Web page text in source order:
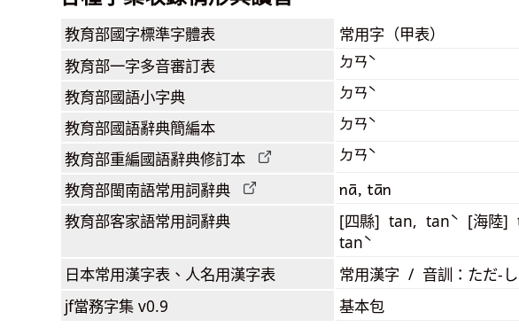
教育部國字標準字體表 常用字（甲表）
教育部一字多音審訂表 ㄉㄢˋ
教育部國語小字典 ㄉㄢˋ
教育部國語辭典簡編本 ㄉㄢˋ
教育部重編國語辭典修訂本 ㄉㄢˋ
教育部閩南語常用詞辭典 nā, tān
教育部客家語常用詞辭典
[四縣] tan, tanˋ [海陸
tanˋ
日本常用漢字表 、人名用漢字表 常用漢字 / 音訓：ただ-し
jf當務字集 v0.9 基本包